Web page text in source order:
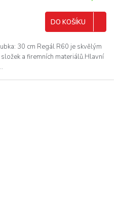
DO KOŠÍKU
30 cm Regál R60 je skvělým
a firemních materiálů.Hlavní